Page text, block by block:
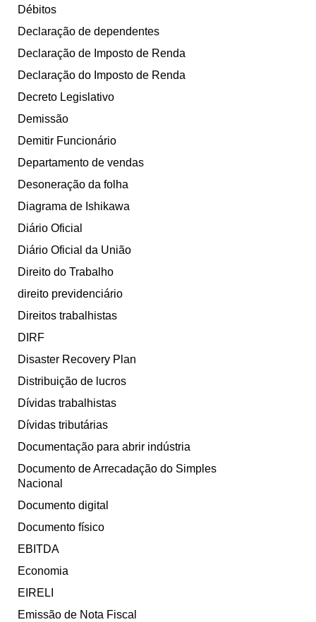
Débitos
Declaração de dependentes
Declaração de Imposto de Renda
Declaração do Imposto de Renda
Decreto Legislativo
Demissão
Demitir Funcionário
Departamento de vendas
Desoneração da folha
Diagrama de Ishikawa
Diário Oficial
Diário Oficial da União
Direito do Trabalho
direito previdenciário
Direitos trabalhistas
DIRF
Disaster Recovery Plan
Distribuição de lucros
Dívidas trabalhistas
Dívidas tributárias
Documentação para abrir indústria
Documento de Arrecadação do Simples
Nacional
Documento digital
Documento físico
EBITDA
Economia
EIRELI
Emissão de Nota Fiscal